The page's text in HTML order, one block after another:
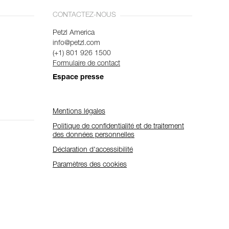
CONTACTEZ-NOUS
Petzl America
info@petzl.com
(+1) 801 926 1500
Formulaire de contact
Espace presse
Mentions légales
Politique de confidentialité et de traitement
des données personnelles
Déclaration d'accessibilité
Paramètres des cookies